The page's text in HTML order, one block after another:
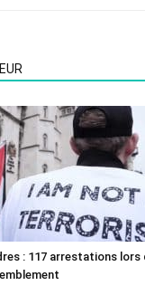
: 117 arrestations lors